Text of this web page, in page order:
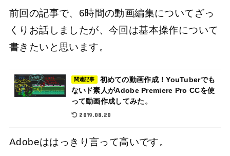
前回の記事で、6時間の動画編集についてざっ
くりお話しましたが、今回は基本操作について
書きたいと思います。
関連記事
初めての動画作成！YouTuberでも
ないド素人がAdobe Premiere Pro CCを使
って動画作成してみた。
2019.08.20
Adobeははっきり言って高いです。